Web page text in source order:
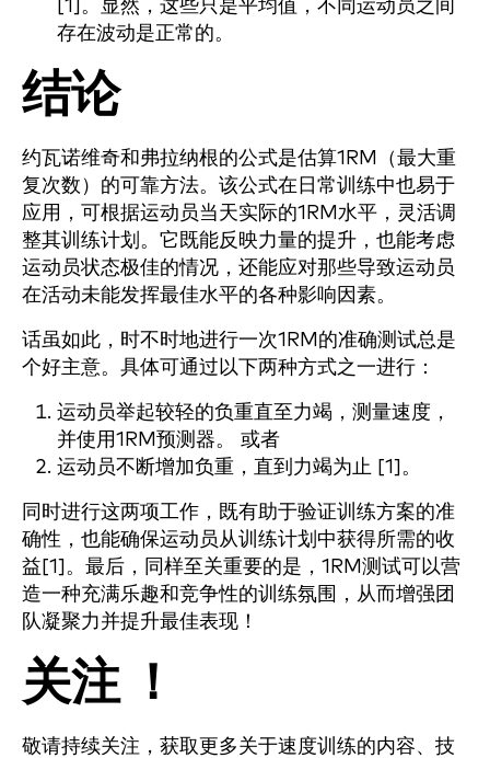
[1]。显然，这些只是平均值，不同运动员之间
存在波动是正常的。
结论
约瓦诺维奇和弗拉纳根的公式是估算1RM（最大重
复次数）的可靠方法。该公式在日常训练中也易于
应用，可根据运动员当天实际的1RM水平，灵活调
整其训练计划。它既能反映力量的提升，也能考虑
运动员状态极佳的情况，还能应对那些导致运动员
在活动未能发挥最佳水平的各种影响因素。
话虽如此，时不时地进行一次1RM的准确测试总是
个好主意。具体可通过以下两种方式之一进行：
运动员举起较轻的负重直至力竭，测量速度，
并使用1RM预测器。 或者
运动员不断增加负重，直到力竭为止 [1]。
同时进行这两项工作，既有助于验证训练方案的准
确性，也能确保运动员从训练计划中获得所需的收
益[1]。最后，同样至关重要的是，1RM测试可以营
造一种充满乐趣和竞争性的训练氛围，从而增强团
队凝聚力并提升最佳表现！
关注 ！
敬请持续关注，获取更多关于速度训练的内容、技